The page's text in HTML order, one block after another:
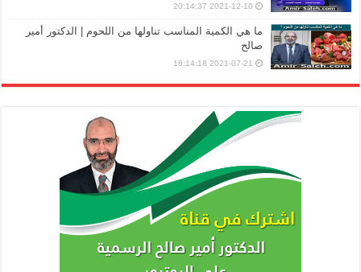
2021-12-10 20:14:37
ما هي الكمية المناسب تناولها من اللحوم | الدكتور أمير
صالح
2021-07-21 16:14:18